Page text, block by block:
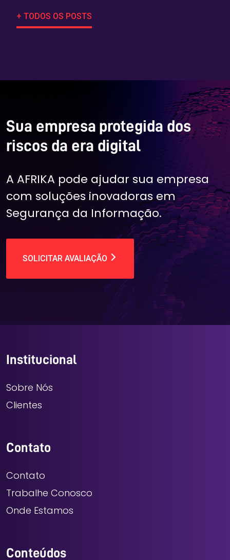
+ TODOS OS POSTS
Sua empresa protegida dos
riscos da era digital
A AFRIKA pode ajudar sua empresa
com soluções inovadoras em
Segurança da Informação.
SOLICITAR AVALIAÇÃO
Institucional
Sobre Nós
Clientes
Contato
Contato
Trabalhe Conosco
Onde Estamos
Conteúdos